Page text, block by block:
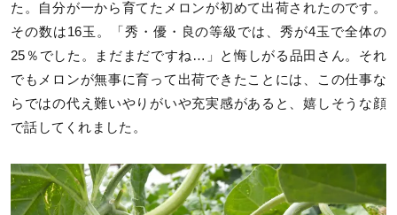
た。自分が一から育てたメロンが初めて出荷されたのです。
その数は16玉。「秀・優・良の等級では、秀が4玉で全体の
25％でした。まだまだですね…」と悔しがる品田さん。それ
でもメロンが無事に育って出荷できたことには、この仕事な
らではの代え難いやりがいや充実感があると、嬉しそうな顔
で話してくれました。